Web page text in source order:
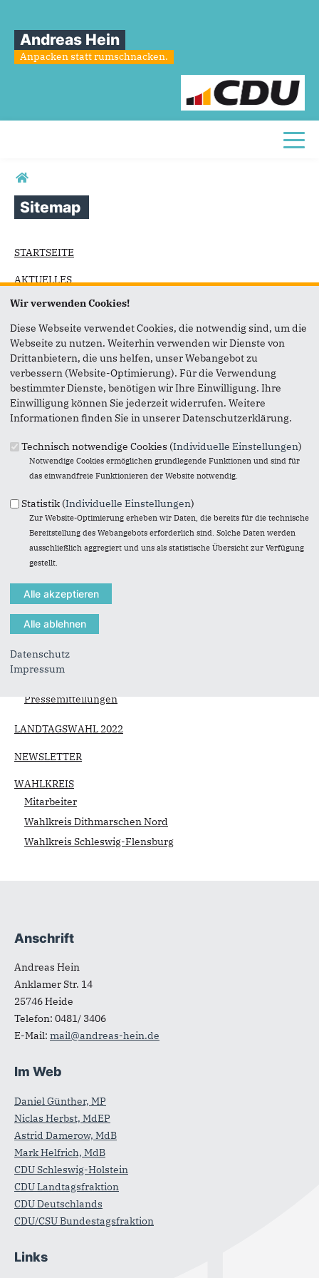
Andreas Hein
Anpacken statt rumschnacken.
Sie sind hier
Sitemap
STARTSEITE
AKTUELLES
BILDER/ VIDEOS
Bilder 2026
Bilder 2025
Bilder 2024
Bilder 2023
Bilder 2022
Bilder 2021
Bilder 2020
Bilder 2019
Bilder 2017
Bilder 2016
Videos
Werdegang
Themen und Ziele
Meine Reden im Landtag
Anträge
Pressemitteilungen
LANDTAGSWAHL 2022
NEWSLETTER
WAHLKREIS
Mitarbeiter
Wahlkreis Dithmarschen Nord
Wahlkreis Schleswig-Flensburg
Fußbereich
Anschrift
Andreas Hein
Anklamer Str. 14
25746Heide
Telefon: 0481/ 3406
E-Mail: mail@andreas-hein.de
Im Web
Daniel Günther, MP
Niclas Herbst, MdEP
Astrid Damerow, MdB
Mark Helfrich, MdB
CDU Schleswig-Holstein
CDU Landtagsfraktion
CDU Deutschlands
CDU/CSU Bundestagsfraktion
Links
Wir verwenden Cookies!
Diese Webseite verwendet Cookies, die notwendig sind, um die
Webseite zu nutzen. Weiterhin verwenden wir Dienste von
Drittanbietern, die uns helfen, unser Webangebot zu
verbessern (Website-Optimierung). Für die Verwendung
bestimmter Dienste, benötigen wir Ihre Einwilligung. Ihre
Einwilligung können Sie jederzeit widerrufen. Weitere
Informationen finden Sie in unserer Datenschutzerklärung.
Technisch notwendige Cookies (Individuelle Einstellungen)
Notwendige Cookies ermöglichen grundlegende Funktionen und sind für
das einwandfreie Funktionieren der Website notwendig.
Statistik (Individuelle Einstellungen)
Zur Website-Optimierung erheben wir Daten, die bereits für die technische
Bereitstellung des Webangebots erforderlich sind. Solche Daten werden
ausschließlich aggregiert und uns als statistische Übersicht zur Verfügung
gestellt.
Datenschutz
Impressum